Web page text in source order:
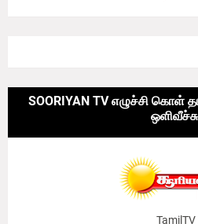
SOORIYAN TV எழுச்சி கொள்
TamilTV